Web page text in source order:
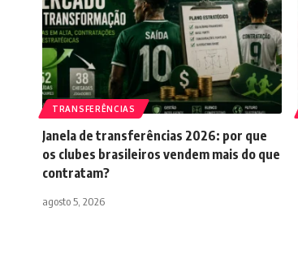
TRANSFERÊNCIAS
Janela de transferências 2026: por que
os clubes brasileiros vendem mais do que
contratam?
agosto 5, 2026